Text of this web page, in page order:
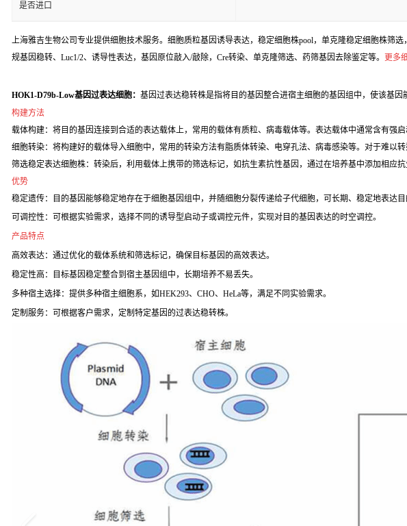
是否进口
上海雅吉生物公司专业提供细胞技术服务。细胞质粒基因诱导表达，稳定细胞株pool，单克隆稳定细胞株筛
规基因稳转、Luc1/2、诱导性表达，基因原位敲入/敲除，Cre转染、单克隆筛选、药筛基因去除鉴定等。 更多
HOK1-D79b-Low基因过表达细胞： 基因过表达稳转株是指将目的基因整合进宿主细胞的基因组中，使该基
构建方法
载体构建：将目的基因连接到合适的表达载体上，常用的载体有质粒、病毒载体等。表达载体中通常含有强启
细胞转染：将构建好的载体导入细胞中，常用的转染方法有脂质体转染、电穿孔法、病毒感染等。对于难以
筛选稳定表达细胞株：转染后，利用载体上携带的筛选标记，如抗生素抗性基因，通过在培养基中添加相应
优势
稳定遗传：目的基因能够稳定地存在于细胞基因组中，并随细胞分裂传递给子代细胞，可长期、稳定地表达目
可调控性：可根据实验需求，选择不同的诱导型启动子或调控元件，实现对目的基因表达的时空调控。
产品特点
高效表达：通过优化的载体系统和筛选标记，确保目标基因的高效表达。
稳定性高：目标基因稳定整合到宿主基因组中，长期培养不易丢失。
多种宿主选择：提供多种宿主细胞系，如HEK293、CHO、HeLa等，满足不同实验需求。
定制服务：可根据客户需求，定制特定基因的过表达稳转株。